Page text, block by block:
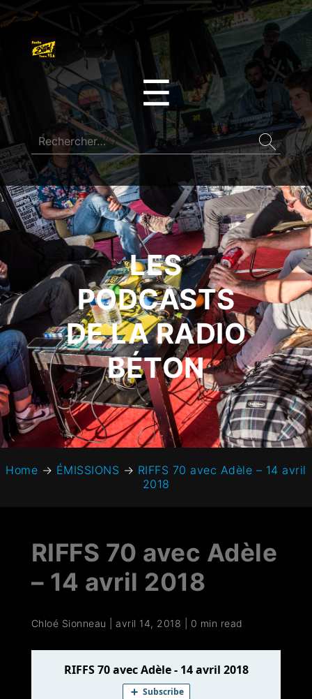
☰
LES
PODCASTS
DE LA RADIO
BÉTON
Home → ÉMISSIONS → RIFFS 70 avec Adèle – 14 avril
2018
RIFFS 70 avec Adèle
– 14 avril 2018
Chloé Sionneau avril 14, 2018 0 min read